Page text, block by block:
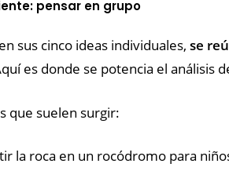
pensar en grupo
sus cinco ideas individuales, se
es donde se potencia el análisis
que suelen surgir:
la roca en un rocódromo para